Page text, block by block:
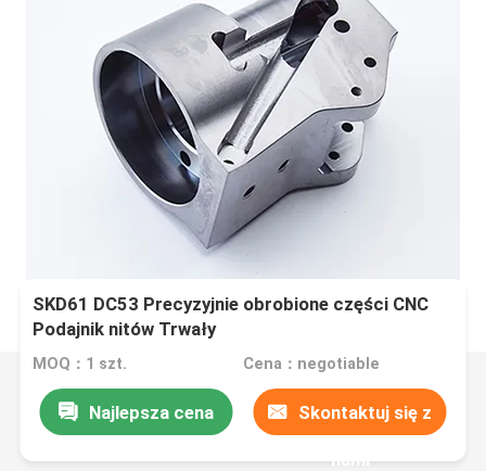
SKD61 DC53 Precyzyjnie obrobione części CNC
Podajnik nitów Trwały
MOQ：1 szt. Cena：negotiable
Najlepsza cena Skontaktuj się z
nami